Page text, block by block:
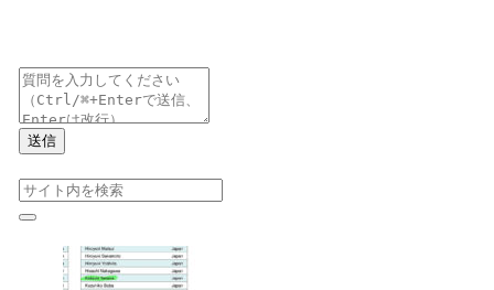
送信